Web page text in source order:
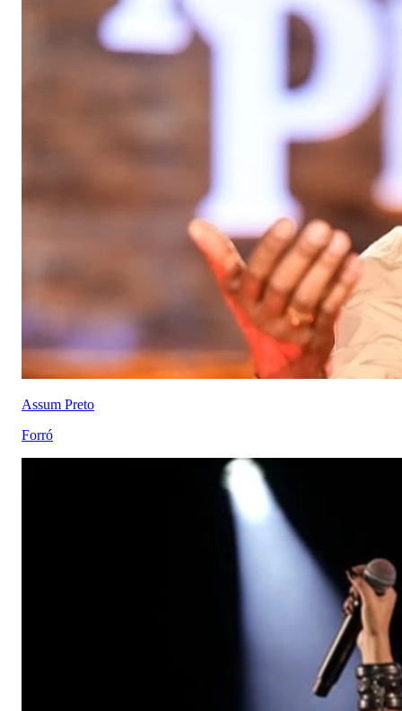
Assum Preto
Forró